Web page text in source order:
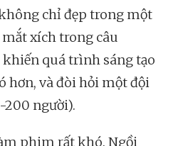
chỉ đẹp trong một
xích trong câu
khiến quá trình sáng tạo
hơn, và đòi hỏi một đội
200 người).
phim rất khó. Ngồi